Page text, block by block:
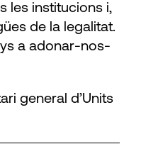
les institucions i,
de la legalitat.
a adonar-nos-
general d’Units